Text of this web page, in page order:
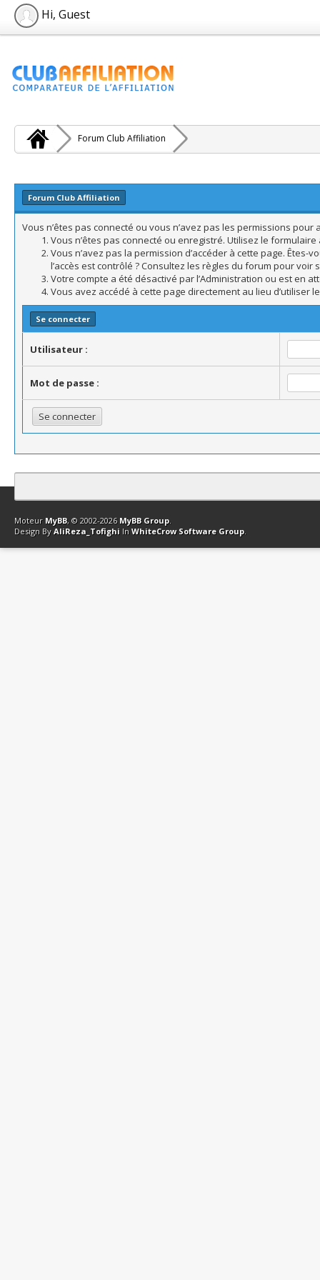
Hi, Guest
Forum Club Affiliation
Forum Club Affiliation
Vous n’êtes pas connecté ou vous n’avez pas les permissions
Vous n’êtes pas connecté ou enregistré. Utilisez le
Vous n’avez pas la permission d’accéder à cette page. Êtes-
l’accès est contrôlé ? Consultez les règles du forum pour
Votre compte a été désactivé par l’Administration ou est en
Vous avez accédé à cette page directement au lieu d’utiliser
Se connecter
Utilisateur :
Mot de passe :
Contact Club Affiliation Retourner en haut Version bas-débit
Moteur MyBB, © 2002-2026 MyBB Group.
Design By AliReza_Tofighi In WhiteCrow Software Group.